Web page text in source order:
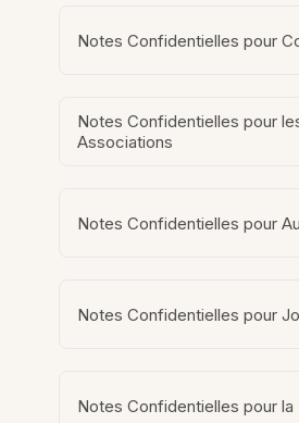
Notes Confidentielles pour
Notes Confidentielles pour
Associations
Notes Confidentielles pour
Notes Confidentielles pour
Notes Confidentielles pour la